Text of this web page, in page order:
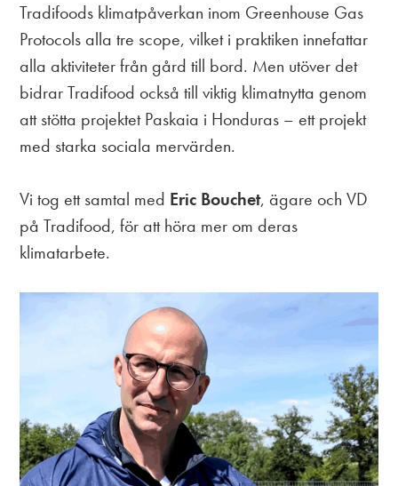
Tradifoods klimatpåverkan inom Greenhouse Gas
Protocols alla tre scope, vilket i praktiken innefattar
alla aktiviteter från gård till bord. Men utöver det
bidrar Tradifood också till viktig klimatnytta genom
att stötta projektetPaskaia i Honduras – ett projekt
med starka sociala mervärden.
Vi tog ett samtal med Eric Bouchet, ägare och VD
på Tradifood, för att höra mer om deras
klimatarbete.